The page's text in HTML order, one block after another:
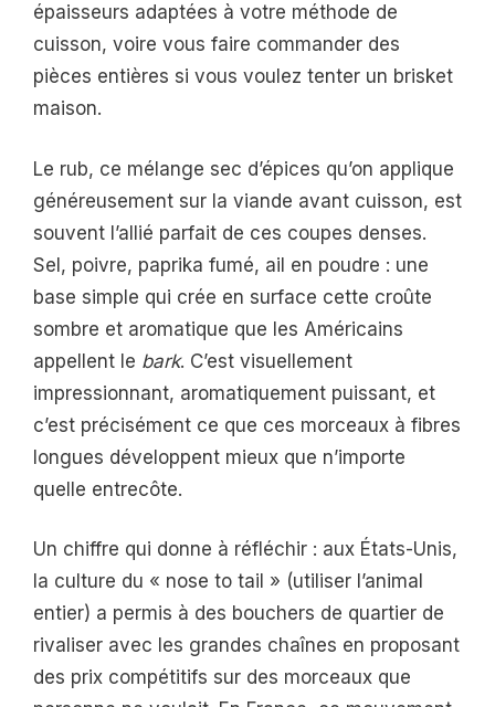
épaisseurs adaptées à votre méthode de
cuisson, voire vous faire commander des
pièces entières si vous voulez tenter un brisket
maison.
Le rub, ce mélange sec d’épices qu’on applique
généreusement sur la viande avant cuisson, est
souvent l’allié parfait de ces coupes denses.
Sel, poivre, paprika fumé, ail en poudre : une
base simple qui crée en surface cette croûte
sombre et aromatique que les Américains
appellent le bark. C’est visuellement
impressionnant, aromatiquement puissant, et
c’est précisément ce que ces morceaux à fibres
longues développent mieux que n’importe
quelle entrecôte.
Un chiffre qui donne à réfléchir : aux États-Unis,
la culture du « nose to tail » (utiliser l’animal
entier) a permis à des bouchers de quartier de
rivaliser avec les grandes chaînes en proposant
des prix compétitifs sur des morceaux que